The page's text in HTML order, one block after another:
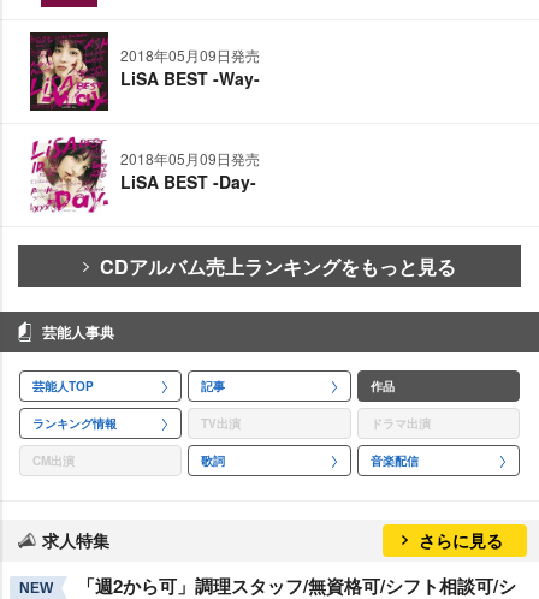
2018年05月09日発売
LiSA BEST -Way-
2018年05月09日発売
LiSA BEST -Day-
CDアルバム売上ランキングをもっと見る
芸能人事典
芸能人TOP 記事 作品
ランキング情報 TV出演 ドラマ出演
CM出演 歌詞 音楽配信
求人特集 さらに見る
NEW 「週2から可」調理スタッフ/無資格可/シフト相談可/シ